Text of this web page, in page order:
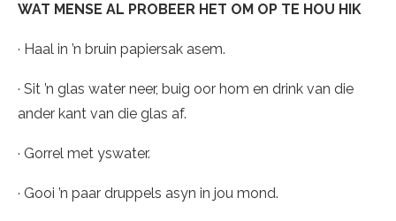
WAT MENSE AL PROBEER HET OM OP TE HOU HIK
· Haal in ’n bruin papiersak asem.
· Sit ’n glas water neer, buig oor hom en drink van die
ander kant van die glas af.
· Gorrel met yswater.
· Gooi ’n paar druppels asyn in jou mond.